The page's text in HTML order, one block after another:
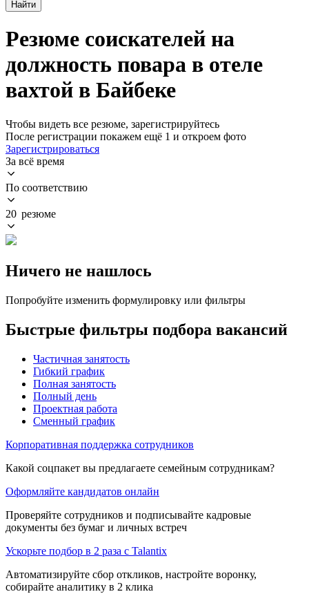
Найти
Резюме соискателей на
должность повара в отеле
вахтой в Байбеке
Чтобы видеть все резюме, зарегистрируйтесь
После регистрации покажем ещё 1 и откроем фото
Зарегистрироваться
За всё время
По соответствию
20 резюме
Ничего не нашлось
Попробуйте изменить формулировку или фильтры
Быстрые фильтры подбора вакансий
Частичная занятость
Гибкий график
Полная занятость
Полный день
Проектная работа
Сменный график
Корпоративная поддержка сотрудников
Какой соцпакет вы предлагаете семейным сотрудникам?
Оформляйте кандидатов онлайн
Проверяйте сотрудников и подписывайте кадровые
документы без бумаг и личных встреч
Ускорьте подбор в 2 раза с Talantix
Автоматизируйте сбор откликов, настройте воронку,
собирайте аналитику в 2 клика